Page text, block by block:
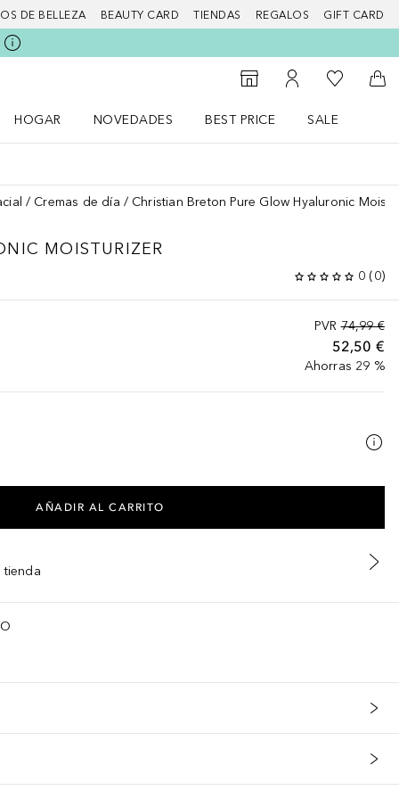
DE BELLEZA BEAUTY CARD TIENDAS REGALOS GIFT CARD
Al Storefinder
Mi cuenta
Mi lista de
A
HOGAR
NOVEDADES
BEST PRICE
SALE
Cremas de día Christian Breton Pure Glow Hyaluronic
MOISTURIZER
0 (0)
PVR 74,99 €
52,50 €
Ahorras 29 %
AÑADIR AL CARRITO
tienda